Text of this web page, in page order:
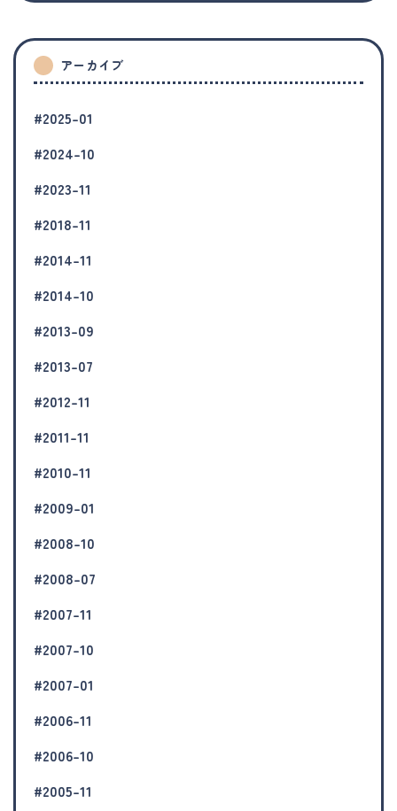
アーカイブ
#2025-01
#2024-10
#2023-11
#2018-11
#2014-11
#2014-10
#2013-09
#2013-07
#2012-11
#2011-11
#2010-11
#2009-01
#2008-10
#2008-07
#2007-11
#2007-10
#2007-01
#2006-11
#2006-10
#2005-11